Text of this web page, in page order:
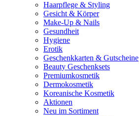
Haarpflege & Styling
Gesicht & Körper
Make-Up & Nails
Gesundheit
Hygiene
Erotik
Geschenkkarten & Gutscheine
Beauty Geschenksets
Premiumkosmetik
Dermokosmetik
Koreanische Kosmetik
Aktionen
Neu im Sortiment